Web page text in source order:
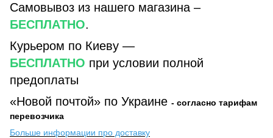
Самовывоз из нашего магазина –
БЕСПЛАТНО.
Курьером по Киеву —
БЕСПЛАТНО при условии полной
предоплаты
«Новой почтой» по Украине - согласно тарифам
перевозчика
Больше информации про доставку